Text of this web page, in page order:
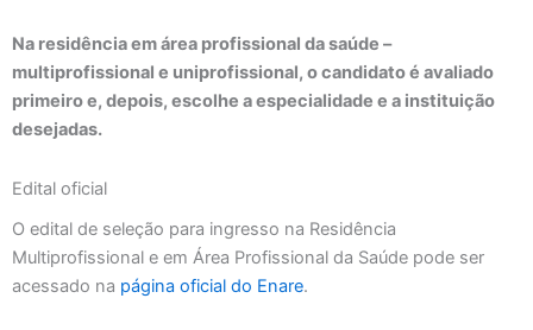
Na residência em área profissional da saúde –
multiprofissional e uniprofissional, o candidato é avaliado
primeiro e, depois, escolhe a especialidade e a instituição
desejadas.
Edital oficial
O edital de seleção para ingresso na Residência
Multiprofissional e em Área Profissional da Saúde pode ser
acessado na página oficial do Enare.